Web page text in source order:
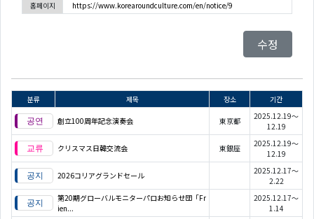
홈페이지 https://www.korearoundculture.com/en/notice/9
수정
분류 제목 장소 기간
創立100周年記念演奏会 東京都
2025.12.19～
12.19
クリスマス日韓交流会 東銀座
2025.12.19～
12.19
2026コリアグランドセール
2025.12.17～
2.22
第20期グローバルモニターパロお知らせ団「Fr
ien...
2025.12.17～
1.14